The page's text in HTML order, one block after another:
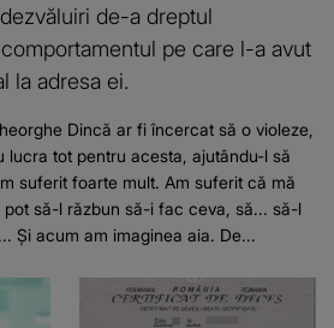
de-a dreptul
pe care l-a avut
la adresa ei.
Dincă ar fi încercat să o violeze,
lucra tot pentru acesta, ajutându-l să
suferit foarte mult. Am suferit că mă
să-l răzbun să-i fac ceva, să... să-l
Şi acum am imaginea aia. De...